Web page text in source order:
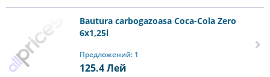
Bautura carbogazoasa Coca-Cola Zero
6x1,25l
Предложений: 1
125.4Лей